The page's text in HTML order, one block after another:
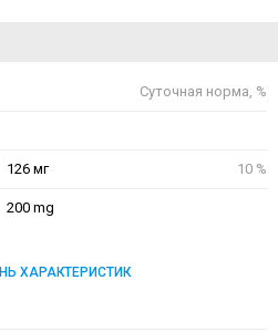
Суточная норма, %
126 мг 10 %
200 mg
ХАРАКТЕРИСТИК